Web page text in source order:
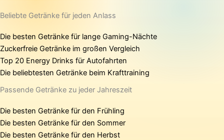
Beliebte Getränke für jeden Anlass
Die besten Getränke für lange Gaming-Nächte
Zuckerfreie Getränke im großen Vergleich
Top 20 Energy Drinks für Autofahrten
Die beliebtesten Getränke beim Krafttraining
Passende Getränke zu jeder Jahreszeit
Die besten Getränke für den Frühling
Die besten Getränke für den Sommer
Die besten Getränke für den Herbst